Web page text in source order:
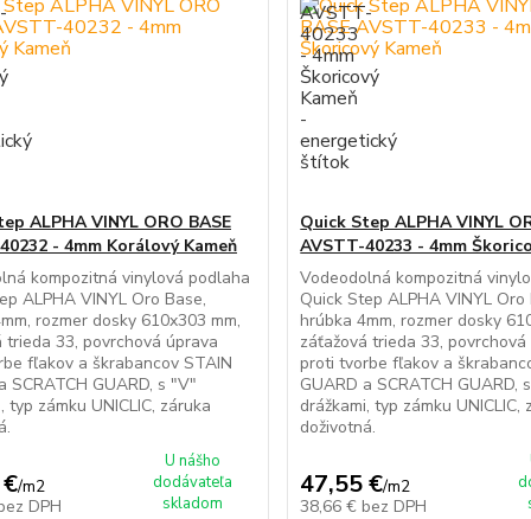
ALPHA VINYL ORO BASE
- 4mm Korálový Kameň
kompozitná vinylová podlaha
ALPHA VINYL Oro Base,
rozmer dosky 610x303 mm,
trieda 33, povrchová úprava
fľakov a škrabancov STAIN
SCRATCH GUARD, s "V"
typ zámku UNICLIC, záruka
/m2
DPH
U nášho
dodávateľa
skladom
Quick Step ALPHA VINYL
AVSTT-40233 - 4mm
Vodeodolná kompozitná
Quick Step ALPHA VINYL Oro
hrúbka 4mm, rozmer dosky
záťažová trieda 33,
proti tvorbe fľakov a
GUARD a SCRATCH GUARD,
drážkami, typ zámku UNICLIC,
doživotná.
47,55 €/m2
38,66 € bez DPH